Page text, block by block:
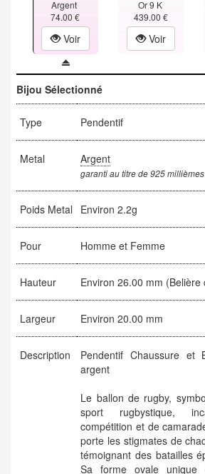
Argent
74.00 €
Voir
Or 9 K
439.00 €
Voir
Bijou Sélectionné
Type Pendentif
Metal Argent
garanti au titre de 925 millièmes
Poids Metal Environ 2.2g
Pour Homme et Femme
Hauteur Environ 26.00 mm (Belière
Largeur Environ 20.00 mm
Description
Pendentif Chaussure et
argent
Le ballon de rugby,
sport rugbystique,
compétition et de
porte les stigmates de
témoignant des batailles
Sa forme ovale